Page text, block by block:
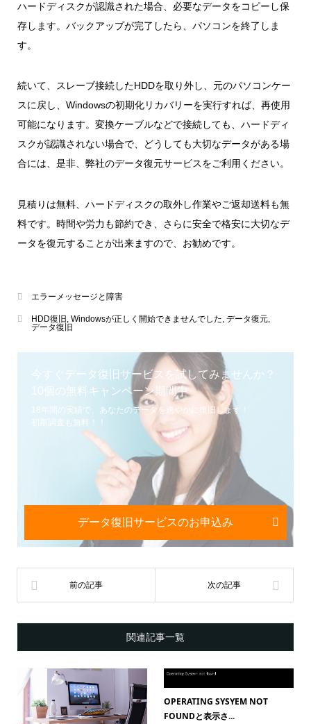
ハードディスクが認識された場合、必要なデータをコピーし保
存します。バックアップが完了したら、パソコンを終了しま
す。
続いて、スレーブ接続したHDDを取り外し、元のパソコンケー
スに戻し、Windowsの初期化リカバリーを実行すれば、再使用
可能になります。変換ケーブルなどで接続しても、ハードディ
スクが認識されない場合で、どうしても大切なデータがある場
合には、是非、弊社のデータ復元サービスをご利用ください。
見積りは無料、ハードディスクの取外し作業やご返却送料も無
料です。時間や労力も節約でき、さらに安全で格安に大切なデ
ータを復元することが出来ますので、お勧めです。
エラーメッセージと障害
HDD復旧, Windowsが正しく開始できませんでした, データ復元,
データ復旧
今すぐデータ復旧サービスを試してみませんか？
10個の無料キャンペーン期間中
18年間の実績で、あなたのデータを速やかに復旧します！
初期調査も無料！！
データ復旧サービスのお申込み
関連記事一覧
OPERATING SYSYEM NOT
FOUNDと表示さ...